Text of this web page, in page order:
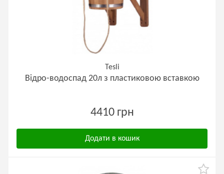
Tesli
Відро-водоспад 20л з пластиковою вставкою
4410 грн
Додати в кошик